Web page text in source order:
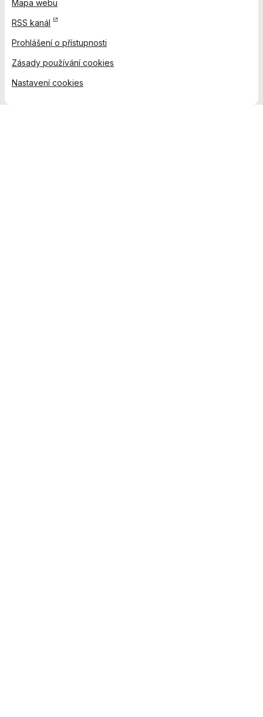
Mapa webu
RSS kanál
Prohlášení o přístupnosti
Zásady používání cookies
Nastavení cookies